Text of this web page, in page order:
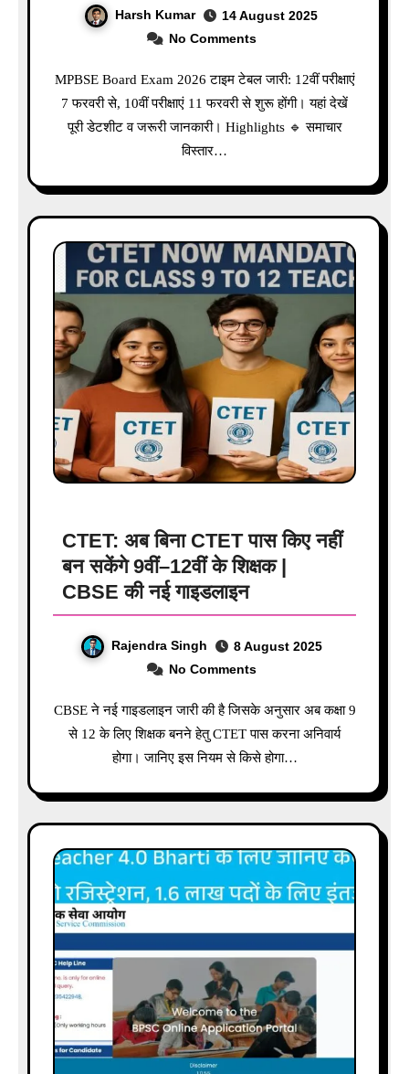
Harsh Kumar
14 August 2025
No Comments
MPBSE Board Exam 2026 टाइम टेबल जारी: 12वीं परीक्षाएं
7 फरवरी से, 10वीं परीक्षाएं 11 फरवरी से शुरू होंगी। यहां देखें
पूरी डेटशीट व जरूरी जानकारी। Highlights 🔹 समाचार
विस्तार…
CTET: अब बिना CTET पास किए नहीं
बन सकेंगे 9वीं–12वीं के शिक्षक |
CBSE की नई गाइडलाइन
Rajendra Singh
8 August 2025
No Comments
CBSE ने नई गाइडलाइन जारी की है जिसके अनुसार अब कक्षा 9
से 12 के लिए शिक्षक बनने हेतु CTET पास करना अनिवार्य
होगा। जानिए इस नियम से किसे होगा…